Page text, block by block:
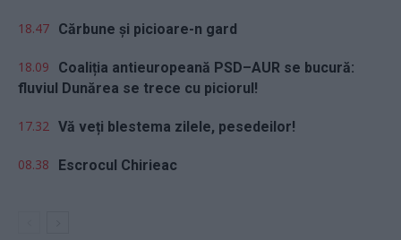
18.47 Cărbune și picioare-n gard
18.09
Coaliția antieuropeană PSD–AUR se bucură:
fluviul Dunărea se trece cu piciorul!
17.32 Vă veți blestema zilele, pesedeilor!
08.38 Escrocul Chirieac